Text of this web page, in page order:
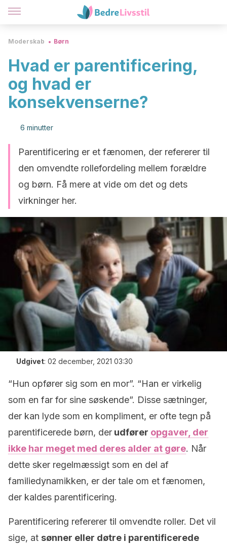
Moderskab Børn
Hvad er parentificering,
og hvad er
konsekvenserne?
6 minutter
Parentificering er et fænomen, der refererer til
den omvendte rollefordeling mellem forældre
og børn. Få mere at vide om det og dets
virkninger her.
Udgivet: 02 december, 2021 03:30
“Hun opfører sig som en mor”. “Han er virkelig
som en far for sine søskende”. Disse sætninger,
der kan lyde som en kompliment, er ofte tegn på
parentificerede børn, der udfører opgaver, der
ikke har meget med deres alder at gøre. Når
dette sker regelmæssigt som en del af
familiedynamikken, er der tale om et fænomen,
der kaldes parentificering.
Parentificering refererer til omvendte roller. Det vil
sige, at sønner eller døtre i parentificerede